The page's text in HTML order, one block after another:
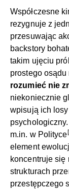
Współczesne
rezygnuje z
przesuwając
backstory
takim ujęciu
prostego
rozumieć nie
niekoniecznie
wpisują ich
m.in. w Polityce
element
koncentruje się
strukturach
przestępczego